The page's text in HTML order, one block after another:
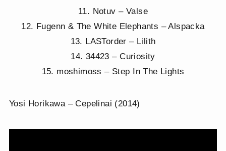
11. Notuv – Valse
12. Fugenn & The White Elephants – Alspacka
13. LASTorder – Lilith
14. 34423 – Curiosity
15. moshimoss – Step In The Lights
Yosi Horikawa – Cepelinai (2014)